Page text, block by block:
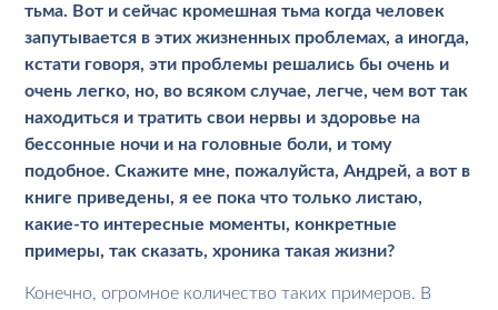
тьма. Вот и сейчас кромешная тьма когда человек
запутывается в этих жизненных проблемах, а иногда,
кстати говоря, эти проблемы решались бы очень и
очень легко, но, во всяком случае, легче, чем вот так
находиться и тратить свои нервы и здоровье на
бессонные ночи и на головные боли, и тому
подобное. Скажите мне, пожалуйста, Андрей, а вот в
книге приведены, я ее пока что только листаю,
какие-то интересные моменты, конкретные
примеры, так сказать, хроника такая жизни?
Конечно, огромное количество таких примеров. В